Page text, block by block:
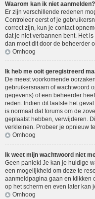
Waarom kan ik niet aanmelden?
Er zijn verschillende redenen
Controleer eerst of je
correct zijn, kun je contact
dat je niet verbannen bent. Het
dan moet dit door de beheerder
Omhoog
Ik heb me ooit geregistreerd
De meest voorkomende
gebruikersnaam of wachtwoord
gegevens) of een beheerder
reden. Indien dit laatste het
is normaal dat forums om de
geplaatst hebben, verwijderen.
verkleinen. Probeer je opnieuw
Omhoog
Ik weet mijn wachtwoord niet
Geen paniek! Je kan je huidige
een mogelijkheid om deze te
aanmeldpagina gaan en klikken
op het scherm en even later kan
Omhoog